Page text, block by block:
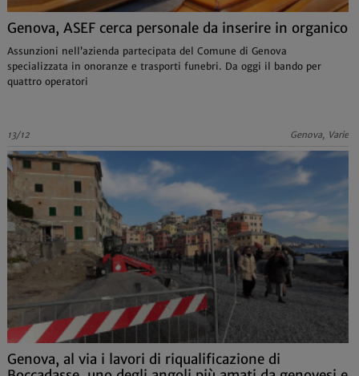
Genova, ASEF cerca personale da inserire in organico
Assunzioni nell’azienda partecipata del Comune di Genova
specializzata in onoranze e trasporti funebri. Da oggi il bando per
quattro operatori
13/12 Genova, Varie
Genova, al via i lavori di riqualificazione di